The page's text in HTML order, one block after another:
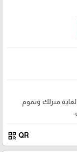
منزلك وتقوم
QR
qr_code